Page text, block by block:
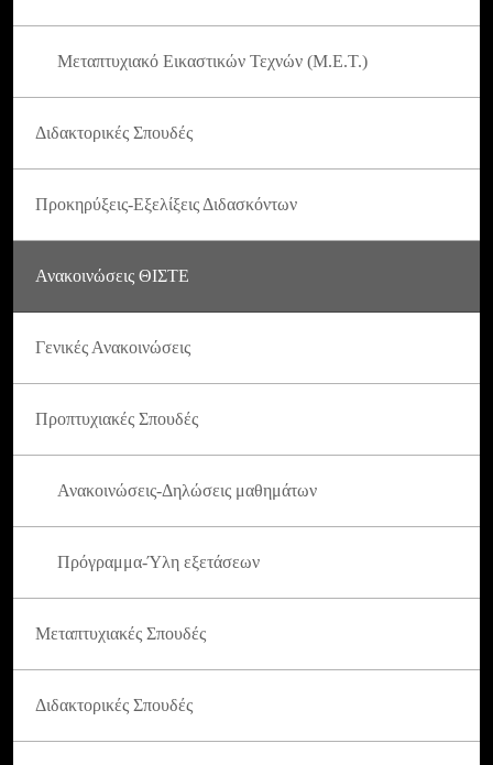
Μεταπτυχιακό Εικαστικών Τεχνών (Μ.Ε.Τ.)
Διδακτορικές Σπουδές
Προκηρύξεις-Εξελίξεις Διδασκόντων
Ανακοινώσεις ΘΙΣΤΕ
Γενικές Ανακοινώσεις
Προπτυχιακές Σπουδές
Ανακοινώσεις-Δηλώσεις μαθημάτων
Πρόγραμμα-Ύλη εξετάσεων
Μεταπτυχιακές Σπουδές
Διδακτορικές Σπουδές